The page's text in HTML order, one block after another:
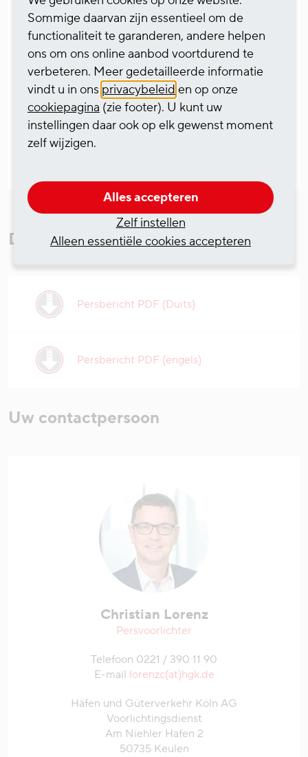
kustwateren tot 2040. Van links naar rechts:
Steffen Bauer, CEO van HGK Shipping, Nils
Peterzelka, Sourcing Manager Regional Bulk
Shipping in Logistics Procurement bij Covestro,
en Wolfgang Nowak, Managing Director van
Amadeus Schiffahrts- und Speditions GmbH. ©
HGK Scheepvaart
Downloads
Persbericht PDF (Duits)
Persbericht PDF (engels)
Uw contactpersoon
Christian Lorenz
Persvoorlichter
Telefoon 0221 / 390 11 90
E-mail lorenzc(at)hgk.de
Häfen und Güterverkehr Köln AG
Voorlichtingsdienst
Am Niehler Hafen 2
50735 Keulen
Sommige daarvan zijn essentieel om de
functionaliteit te garanderen, andere helpen
ons om ons online aanbod voortdurend te
verbeteren. Meer gedetailleerde informatie
vindt u in ons privacybeleid en op onze
cookiepagina (zie footer). U kunt uw
instellingen daar ook op elk gewenst moment
zelf wijzigen.
Alles accepteren
Zelf instellen
Alleen essentiële cookies accepteren